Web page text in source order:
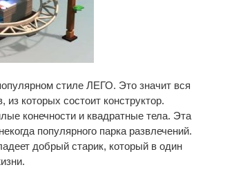
стиле ЛЕГО. Это значит вся
которых состоит конструктор.
конечности и квадратные тела. Эта
популярного парка развлечений.
добрый старик, который в один